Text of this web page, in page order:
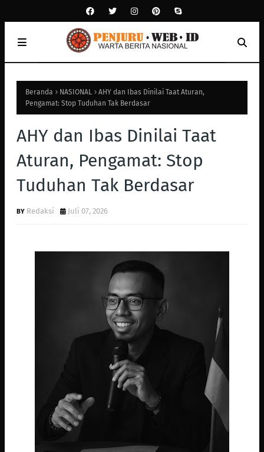
Beranda NASIONAL
AHY dan Ibas Dinilai Taat Aturan,
Pengamat: Stop Tuduhan Tak Berdasar
AHY dan Ibas Dinilai Taat
Aturan, Pengamat: Stop
Tuduhan Tak Berdasar
Redaksi Juli 07, 2026